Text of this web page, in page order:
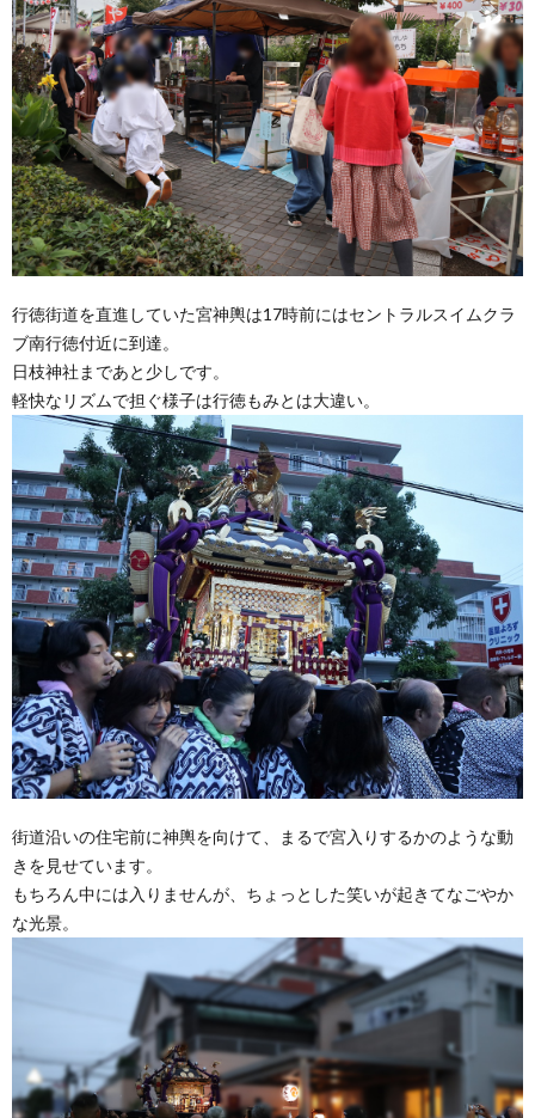
行徳街道を直進していた宮神輿は17時前にはセントラルスイムクラ
ブ南行徳付近に到達。
日枝神社まであと少しです。
軽快なリズムで担ぐ様子は行徳もみとは大違い。
街道沿いの住宅前に神輿を向けて、まるで宮入りするかのような動
きを見せています。
もちろん中には入りませんが、ちょっとした笑いが起きてなごやか
な光景。